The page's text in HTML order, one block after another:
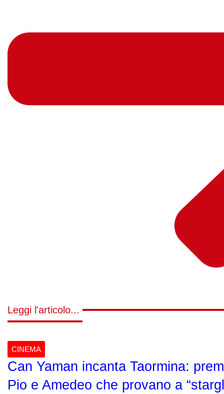
Leggi l'articolo...
CINEMA
Can Yaman incanta Taormina:
Pio e Amedeo che provano a